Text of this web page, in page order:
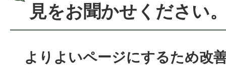
見をお聞かせください
よりよいページにするため改